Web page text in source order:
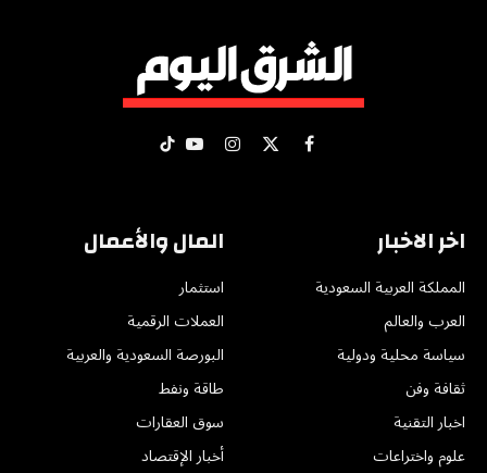
فيسبوك
X الانستغرام
يوتيوبتيكتوك
اخر الاخبار
المملكة العربية السعودية
العرب والعالم
سياسة محلية ودولية
ثقافة وفن
اخبار التقنية
علوم واختراعات
المال والأعمال
استثمار
العملات الرقمية
البورصة السعودية والعربية
طاقة ونفط
سوق العقارات
أخبار الإقتصاد